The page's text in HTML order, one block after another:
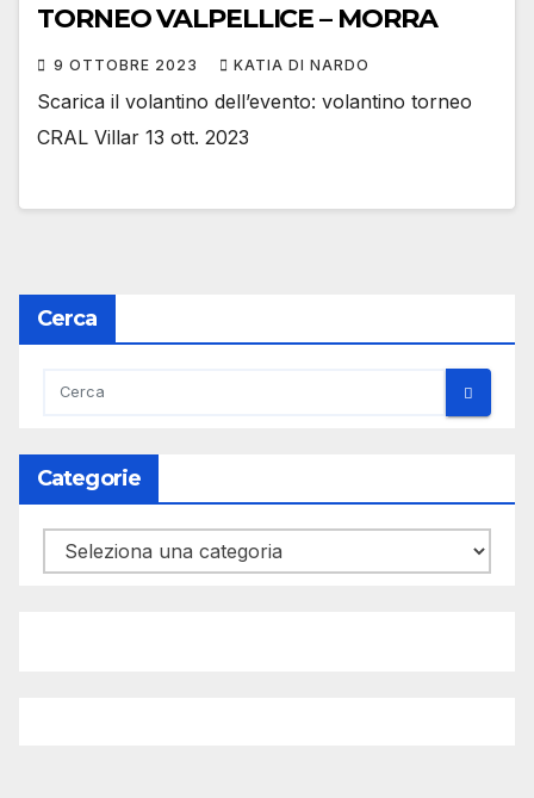
TORNEO VALPELLICE – MORRA
9 OTTOBRE 2023 KATIA DI NARDO
Scarica il volantino dell’evento: volantino torneo
CRAL Villar 13 ott. 2023
Cerca
Categorie
Categorie